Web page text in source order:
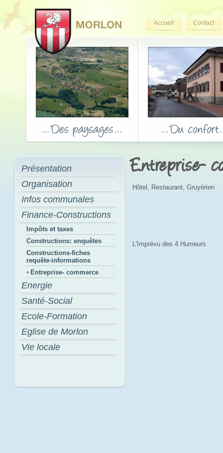
Accueil Contact
Présentation
Organisation
Infos communales
Finance-Constructions
Impôts et taxes
Constructions: enquêtes
Constructions-fiches
requête-informations
Entreprise- commerce
Energie
Santé-Social
Ecole-Formation
Eglise de Morlon
Vie locale
Entreprise-
Hôtel, Restaurant, Gruyérien
L'Imprévu des 4 Humeurs